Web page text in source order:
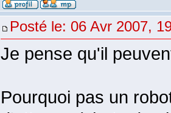
Posté le: 06 Avr 2007,
Je pense qu'il
Pourquoi pas un